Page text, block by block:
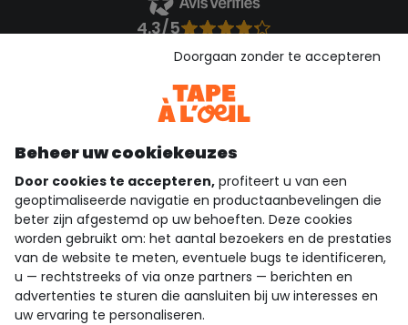
4.3/5
Bekijk de vertrouwensverklaring
Download onze applicatie
Ontdek onze applicatie
wie zijn we?
hulp nodig
loyalty club
Beheer uw cookiekeuzes
Door cookies te accepteren, profiteert u van een
geoptimaliseerde navigatie en productaanbevelingen die
beter zijn afgestemd op uw behoeften. Deze cookies
worden gebruikt om: het aantal bezoekers en de prestaties
van de website te meten, eventuele bugs te identificeren,
u — rechtstreeks of via onze partners — berichten en
advertenties te sturen die aansluiten bij uw interesses en
uw ervaring te personaliseren.
Doorgaan zonder te accepteren